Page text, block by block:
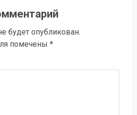
будет опубликован.
помечены *